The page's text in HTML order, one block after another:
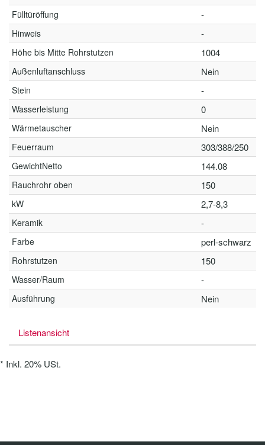
Fülltüröffung -
Hinweis -
Höhe bis Mitte Rohrstutzen 1004
Außenluftanschluss Nein
Stein -
Wasserleistung 0
Wärmetauscher Nein
Feuerraum 303/388/250
GewichtNetto 144.08
Rauchrohr oben 150
kW 2,7-8,3
Keramik -
Farbe perl-schwarz
Rohrstutzen 150
Wasser/Raum -
Ausführung Nein
Listenansicht
* Inkl. 20% USt.